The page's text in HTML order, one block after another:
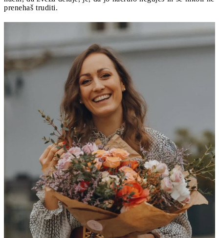
prenehaš truditi.